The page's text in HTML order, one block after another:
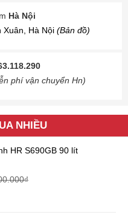
Hà Nội
Xuân, Hà Nội (Bản đồ)
phí vận chuyển Hn)
NHIỀU
HR S690GB 90 lít
₫